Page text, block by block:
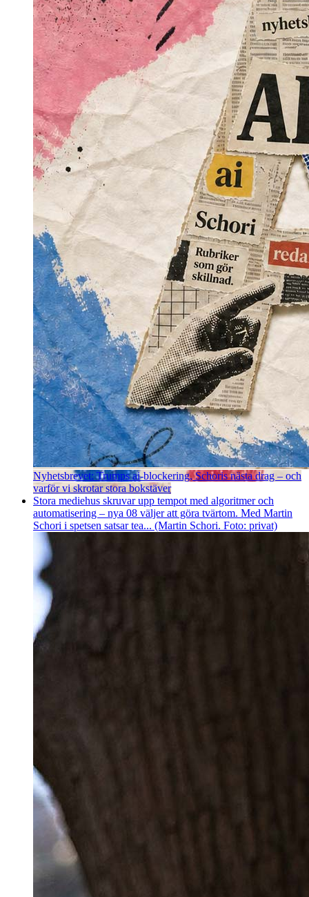
Nyhetsbrevet: Trumps ai-blockering, Schoris nästa drag – och
varför vi skrotar stora bokstäver
Stora mediehus skruvar upp tempot med algoritmer och
automatisering – nya 08 väljer att göra tvärtom. Med Martin
Schori i spetsen satsar tea... (Martin Schori. Foto: privat)